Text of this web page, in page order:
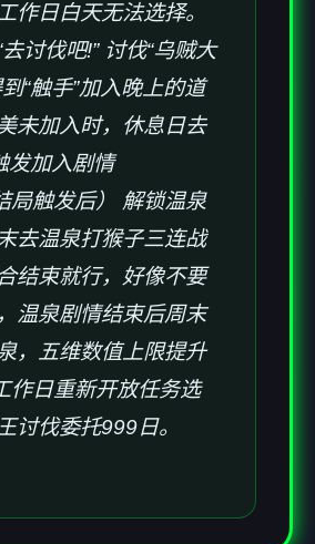
作日白天无法选择。
讨伐吧!” 讨伐“乌贼大
“触手”加入晚上的道
未加入时，休息日去
发加入剧情
局触发后） 解锁温泉
去温泉打猴子三连战
结束就行，好像不要
温泉剧情结束后周末
，五维数值上限提升
作日重新开放任务选
讨伐委托999日。